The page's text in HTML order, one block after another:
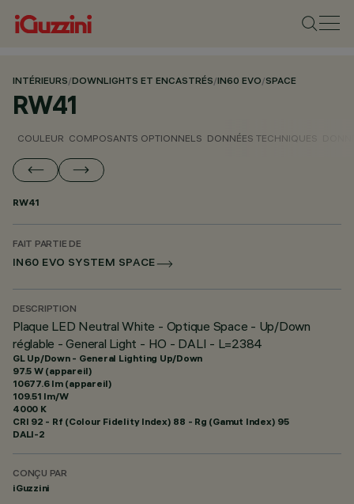
INTÉRIEURS/DOWNLIGHTS ET ENCASTRÉS/IN60 EVO/SPACE
RW41
COULEUR COMPOSANTS OPTIONNELS DONNÉES TECHNIQUES
RW41
FAIT PARTIE DE
IN60 EVO SYSTEM SPACE
DESCRIPTION
Plaque LED Neutral White - Optique Space - Up/Down
réglable - General Light - HO - DALI - L=2384
GL Up/Down - General Lighting Up/Down
97.5 W (appareil)
10677.6 lm (appareil)
109.51 lm/W
4000 K
CRI 92 - Rf (Colour Fidelity Index) 88 - Rg (Gamut Index) 95
DALI-2
CONÇU PAR
iGuzzini